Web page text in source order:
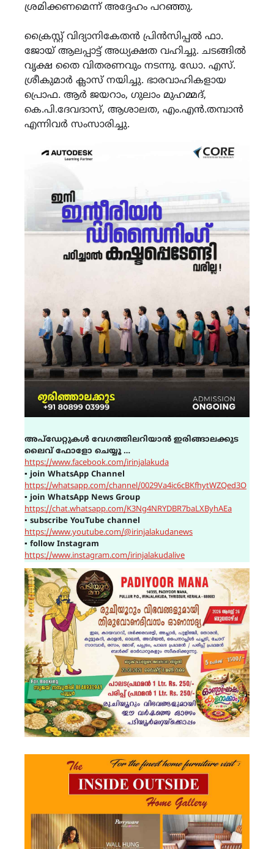
ശ്രമിക്കണമെന്ന് അദ്ദേഹം പറഞ്ഞു.
ക്രൈസ്റ്റ് വിദ്യാനികേതൻ പ്രിൻസിപ്പൽ ഫാ.
ജോയ് ആലപ്പാട്ട് അധ്യക്ഷത വഹിച്ചു. ചടങ്ങിൽ
വൃക്ഷ തൈ വിതരണവും നടന്നു. ഡോ. എസ്.
ശ്രീകുമാർ ക്ലാസ് നയിച്ചു. ഭാരവാഹികളായ
പ്രൊഫ. ആർ ജയറാം, ഗുലാം മുഹമ്മദ്,
കെ.പി.ദേവദാസ്, ആശാലത, എം.എൻ.തമ്പാൻ
എന്നിവർ സംസാരിച്ചു.
അപ്ഡേറ്റുകൾ വേഗത്തിലറിയാൻ ഇരിങ്ങാലക്കുട
ലൈവ് ഫോളോ ചെയ്യൂ …
https://www.facebook.com/irinjalakuda
▪ join WhatsApp Channel
https://whatsapp.com/channel/0029Va4ic6cBKfhytWZQed3O
▪ join WhatsApp News Group
https://chat.whatsapp.com/K3Ng4NRYDBR7baLXByhAEa
▪ subscribe YouTube channel
https://www.youtube.com/@irinjalakudanews
▪ follow Instagram
https://www.instagram.com/irinjalakudalive